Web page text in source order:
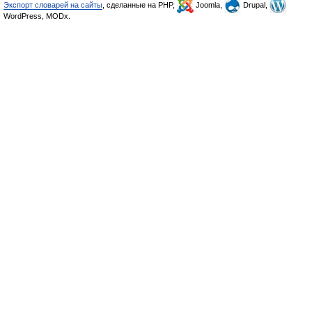
Экспорт словарей на сайты , сделанные на PHP, Joomla,
Drupal,
WordPress, MODx.